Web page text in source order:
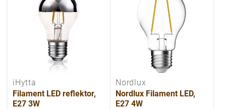
iHytta
Filament LED reflektor,
E27 3W
Nordlux
Nordlux Filament LED,
E27 4W